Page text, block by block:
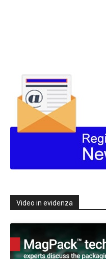
Video in evidenza